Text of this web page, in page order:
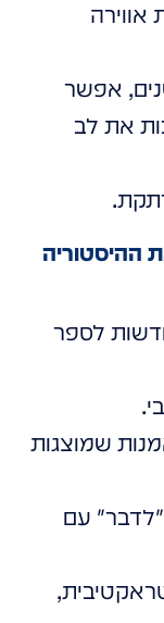
אווירה
אפשר
את לב
ההיסטוריה
לספר
שמוצגות
"לדבר" עם